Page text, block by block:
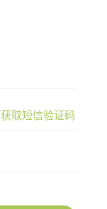
获取短信验证码